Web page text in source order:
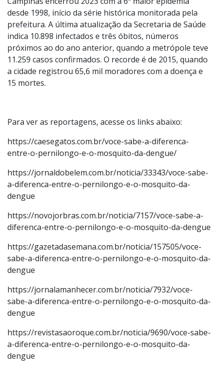
desde 1998, início da série histórica monitorada pela
prefeitura. A última atualização da Secretaria de Saúde
indica 10.898 infectados e três óbitos, números
próximos ao do ano anterior, quando a metrópole teve
11.259 casos confirmados. O recorde é de 2015, quando
a cidade registrou 65,6 mil moradores com a doença e
15 mortes.
Para ver as reportagens, acesse os links abaixo:
https://caesegatos.com.br/voce-sabe-a-diferenca-
entre-o-pernilongo-e-o-mosquito-da-dengue/
https://jornaldobelem.com.br/noticia/33343/voce-sabe-
a-diferenca-entre-o-pernilongo-e-o-mosquito-da-
dengue
https://novojorbras.com.br/noticia/7157/voce-sabe-a-
diferenca-entre-o-pernilongo-e-o-mosquito-da-dengue
https://gazetadasemana.com.br/noticia/157505/voce-
sabe-a-diferenca-entre-o-pernilongo-e-o-mosquito-da-
dengue
https://jornalamanhecer.com.br/noticia/7932/voce-
sabe-a-diferenca-entre-o-pernilongo-e-o-mosquito-da-
dengue
https://revistasaoroque.com.br/noticia/9690/voce-sabe-
a-diferenca-entre-o-pernilongo-e-o-mosquito-da-
dengue